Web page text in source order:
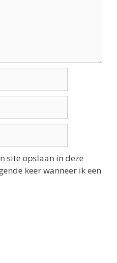
site opslaan in deze
keer wanneer ik een